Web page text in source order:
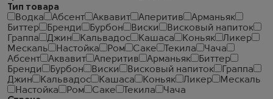
Тип товара
Водка
Абсент Аквавит Аперитив
Арманьяк
Биттер
Бренди Бурбон Виски
Висковый напиток
Граппа
Джин Кальвадос Кашаса Коньяк
Ликер
Мескаль
Настойка Ром Саке Текила
Чача
Абсент
Аквавит Аперитив Арманьяк
Биттер
Бренди
Бурбон Виски Висковый напиток
Граппа
Джин
Кальвадос Кашаса Коньяк Ликер
Мескаль
Настойка
Ром Саке Текила
Чача